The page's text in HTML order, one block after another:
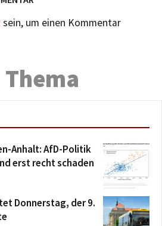
sein, um einen Kommentar
Anhalt: AfD-Politik
erst recht schaden
Donnerstag, der 9.